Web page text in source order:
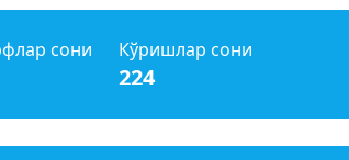
сони Кўришлар сони
224